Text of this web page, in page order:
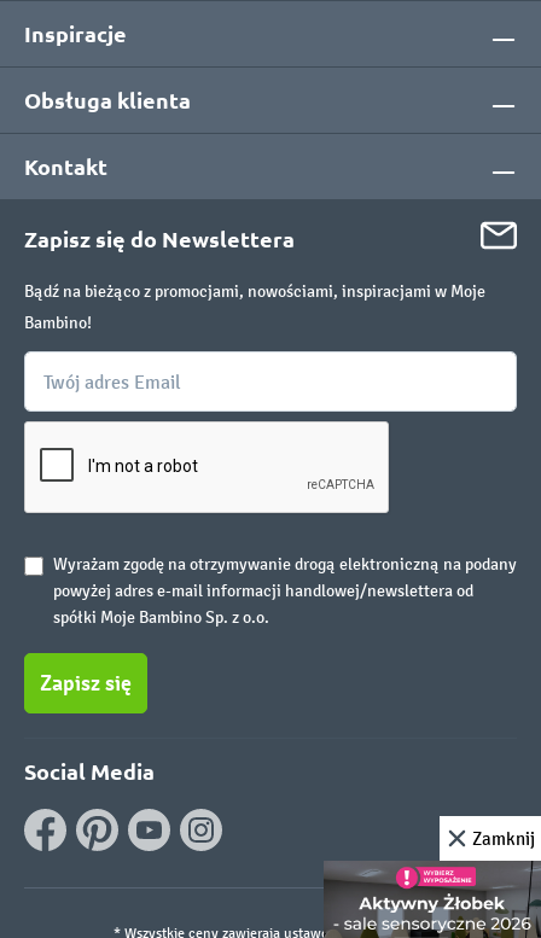
Inspiracje
Obsługa klienta
Kontakt
Zapisz się do Newslettera
Bądź na bieżąco z promocjami, nowościami, inspiracjami w Moje
Bambino!
Wyrażam zgodę na otrzymywanie drogą elektroniczną na podany
powyżej adres e-mail informacji handlowej/newslettera od
spółki Moje Bambino Sp. z o.o.
Zapisz się
Social Media
* Wszystkie ceny zawierają ustawowy podatek VAT.
Zamknij